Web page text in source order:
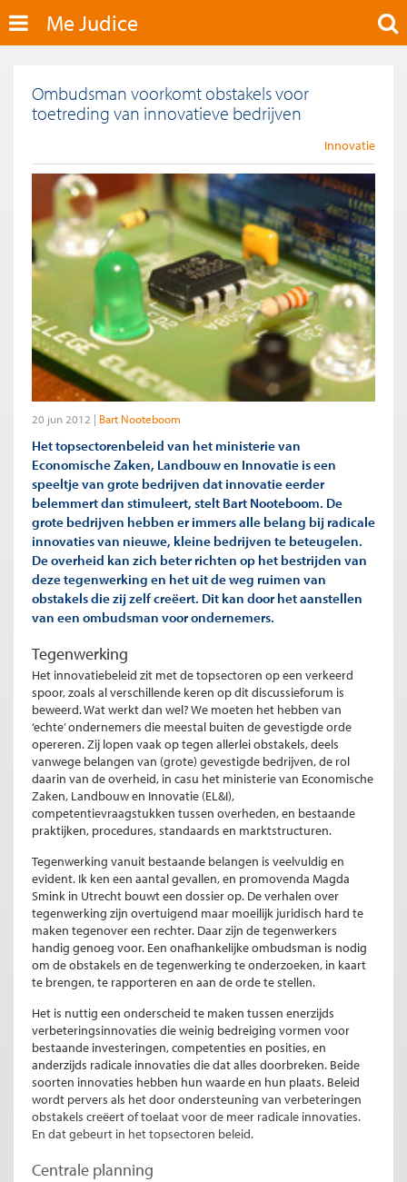
Me Judice
Ombudsman voorkomt obstakels voor
toetreding van innovatieve bedrijven
Innovatie
20 jun 2012 Bart Nooteboom
Het topsectorenbeleid van het ministerie van
Economische Zaken, Landbouw en Innovatie is een
speeltje van grote bedrijven dat innovatie eerder
belemmert dan stimuleert, stelt Bart Nooteboom. De
grote bedrijven hebben er immers alle belang bij radicale
innovaties van nieuwe, kleine bedrijven te beteugelen.
De overheid kan zich beter richten op het bestrijden van
deze tegenwerking en het uit de weg ruimen van
obstakels die zij zelf creëert. Dit kan door het aanstellen
van een ombudsman voor ondernemers.
Tegenwerking
Het innovatiebeleid zit met de topsectoren op een verkeerd
spoor, zoals al verschillende keren op dit discussieforum is
beweerd. Wat werkt dan wel? We moeten het hebben van
‘echte’ ondernemers die meestal buiten de gevestigde orde
opereren. Zij lopen vaak op tegen allerlei obstakels, deels
vanwege belangen van (grote) gevestigde bedrijven, de rol
daarin van de overheid, in casu het ministerie van Economische
Zaken, Landbouw en Innovatie (EL&I),
competentievraagstukken tussen overheden, en bestaande
praktijken, procedures, standaards en marktstructuren.
Tegenwerking vanuit bestaande belangen is veelvuldig en
evident. Ik ken een aantal gevallen, en promovenda Magda
Smink in Utrecht bouwt een dossier op. De verhalen over
tegenwerking zijn overtuigend maar moeilijk juridisch hard te
maken tegenover een rechter. Daar zijn de tegenwerkers
handig genoeg voor. Een onafhankelijke ombudsman is nodig
om de obstakels en de tegenwerking te onderzoeken, in kaart
te brengen, te rapporteren en aan de orde te stellen.
Het is nuttig een onderscheid te maken tussen enerzijds
verbeteringsinnovaties die weinig bedreiging vormen voor
bestaande investeringen, competenties en posities, en
anderzijds radicale innovaties die dat alles doorbreken. Beide
soorten innovaties hebben hun waarde en hun plaats. Beleid
wordt pervers als het door ondersteuning van verbeteringen
obstakels creëert of toelaat voor de meer radicale innovaties.
En dat gebeurt in het topsectoren beleid.
Centrale planning